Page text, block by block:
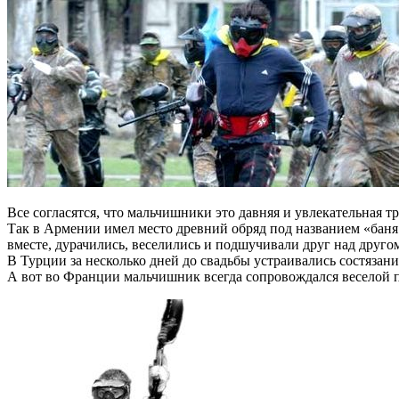
Все согласятся, что мальчишники это давняя и
Так в Армении имел место древний обряд под названием
вместе, дурачились, веселились и подшучивали друг над
В Турции за несколько дней до свадьбы устраивались
А вот во Франции мальчишник всегда сопровождался